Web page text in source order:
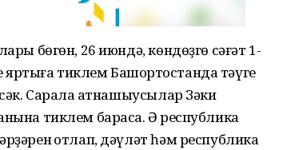
бөгөн, 26 июндә, көндөҙгө сәғәт 1-
яртыға тиклем Башҡортостанда тәүге
Сарала ҡатнашыусылар Зәки
тиклем барасаҡ. Ә республика
ҡотлап, дәүләт һәм республика